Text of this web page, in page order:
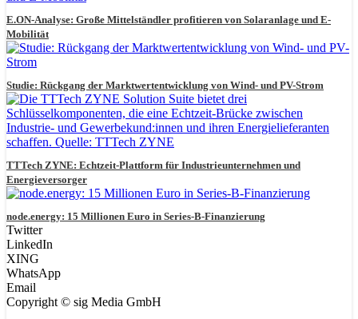
E.ON-Analyse: Große Mittelständler profitieren von Solaranlage und E-
Mobilität
Studie: Rückgang der Marktwertentwicklung von Wind- und PV-Strom
TTTech ZYNE: Echtzeit-Plattform für Industrieunternehmen und
Energieversorger
node.energy: 15 Millionen Euro in Series-B-Finanzierung
Twitter
LinkedIn
XING
WhatsApp
Email
Copyright © sig Media GmbH